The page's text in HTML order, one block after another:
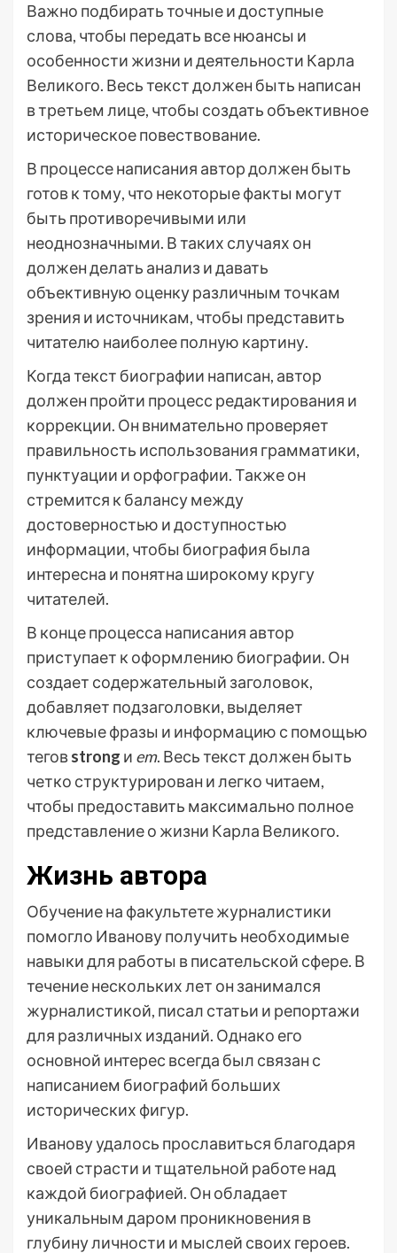
Важно подбирать точные и доступные
слова, чтобы передать все нюансы и
особенности жизни и деятельности Карла
Великого. Весь текст должен быть написан
в третьем лице, чтобы создать объективное
историческое повествование.
В процессе написания автор должен быть
готов к тому, что некоторые факты могут
быть противоречивыми или
неоднозначными. В таких случаях он
должен делать анализ и давать
объективную оценку различным точкам
зрения и источникам, чтобы представить
читателю наиболее полную картину.
Когда текст биографии написан, автор
должен пройти процесс редактирования и
коррекции. Он внимательно проверяет
правильность использования грамматики,
пунктуации и орфографии. Также он
стремится к балансу между
достоверностью и доступностью
информации, чтобы биография была
интересна и понятна широкому кругу
читателей.
В конце процесса написания автор
приступает к оформлению биографии. Он
создает содержательный заголовок,
добавляет подзаголовки, выделяет
ключевые фразы и информацию с помощью
теговstrong и em. Весь текст должен быть
четко структурирован и легко читаем,
чтобы предоставить максимально полное
представление о жизни Карла Великого.
Жизнь автора
Обучение на факультете журналистики
помогло Иванову получить необходимые
навыки для работы в писательской сфере. В
течение нескольких лет он занимался
журналистикой, писал статьи и репортажи
для различных изданий. Однако его
основной интерес всегда был связан с
написанием биографий больших
исторических фигур.
Иванову удалось прославиться благодаря
своей страсти и тщательной работе над
каждой биографией. Он обладает
уникальным даром проникновения в
глубину личности и мыслей своих героев.